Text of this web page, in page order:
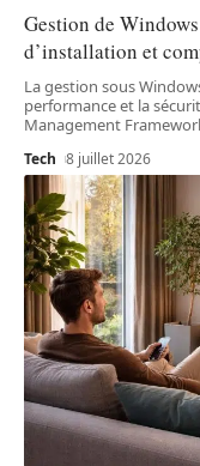
Gestion de
d’installation et
La gestion sous
performance et la
Management
Tech 8 juillet 2026